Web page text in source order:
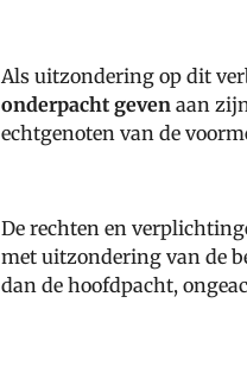
Als uitzondering op dit
onderpacht geven aan
echtgenoten van de
De rechten en
met uitzondering van de
dan de hoofdpacht,